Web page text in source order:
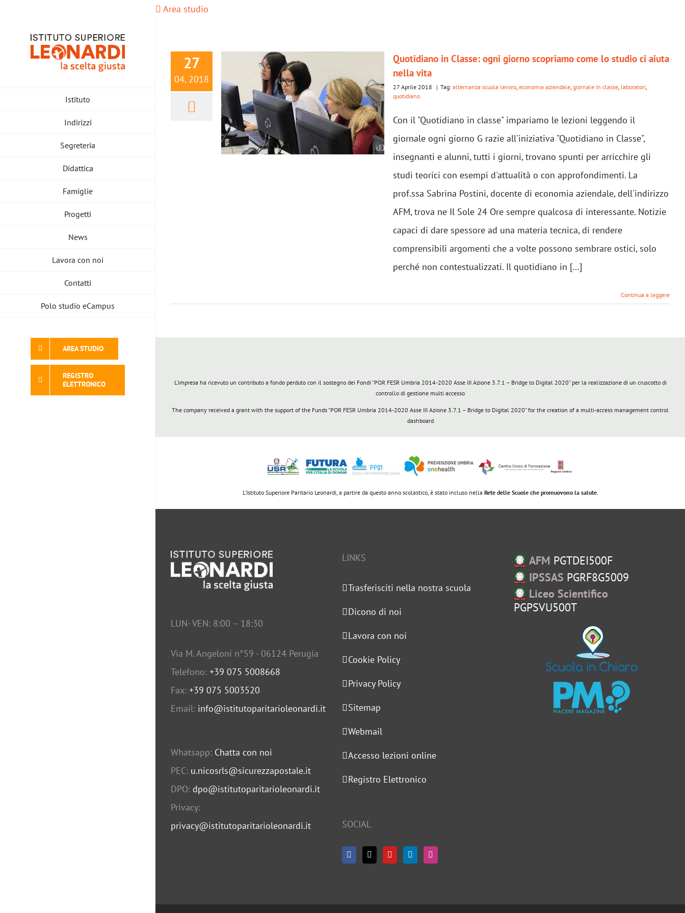
contenuto
Area studio
Istituto
Indirizzi
Segreteria
Didattica
Famiglie
Progetti
News
Lavora con noi
Contatti
Polo studio eCampus
AREA STUDIO
REGISTRO
ELETTRONICO
27
04, 2018
Quotidiano in Classe: ogni giorno scopriamo come lo studio ci aiuta
nella vita
27 Aprile 2018 | Tag: alternanza scuola lavoro, economia aziendale, giornale in classe, laboratori,
quotidiano
Con il "Quotidiano in classe" impariamo le lezioni leggendo il
giornale ogni giorno G razie all'iniziativa "Quotidiano in Classe",
insegnanti e alunni, tutti i giorni, trovano spunti per arricchire gli
studi teorici con esempi d'attualità o con approfondimenti. La
prof.ssa Sabrina Postini, docente di economia aziendale, dell'indirizzo
AFM, trova ne Il Sole 24 Ore sempre qualcosa di interessante. Notizie
capaci di dare spessore ad una materia tecnica, di rendere
comprensibili argomenti che a volte possono sembrare ostici, solo
perché non contestualizzati. Il quotidiano in [...]
Continua a leggere
L’impresa ha ricevuto un contributo a fondo perduto con il sostegno dei Fondi “POR FESR Umbria 2014-2020 Asse III Azione 3.7.1 – Bridge to Digital 2020” per la realizzazione di un cruscotto di
controllo di gestione multi accesso
The company received a grant with the support of the Funds “POR FESR Umbria 2014-2020 Asse III Azione 3.7.1 – Bridge to Digital 2020” for the creation of a multi-access management control
dashboard
L’Istituto Superiore Paritario Leonardi, a partire da questo anno scolastico, è stato incluso nella Rete delle Scuole che promuovono la salute.
LUN- VEN: 8:00 – 18:30
Via M. Angeloni n°59 - 06124 Perugia
Telefono: +39 075 5008668
Fax: +39 075 5003520
Email: info@istitutoparitarioleonardi.it
Whatsapp: Chatta con noi
PEC: u.nicosrls@sicurezzapostale.it
DPO: dpo@istitutoparitarioleonardi.it
Privacy:
privacy@istitutoparitarioleonardi.it
LINKS
Trasferisciti nella nostra scuola
Dicono di noi
Lavora con noi
Cookie Policy
Privacy Policy
Sitemap
Webmail
Accesso lezioni online
Registro Elettronico
SOCIAL
AFM PGTDEI500F
IPSSAS PGRF8G5009
Liceo Scientifico
PGPSVU500T